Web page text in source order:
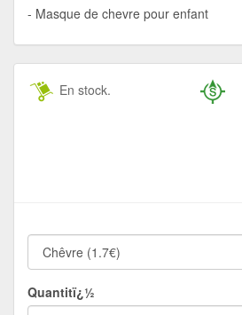
Masque de chevre pour enfant
En stock.
Quantitï¿½